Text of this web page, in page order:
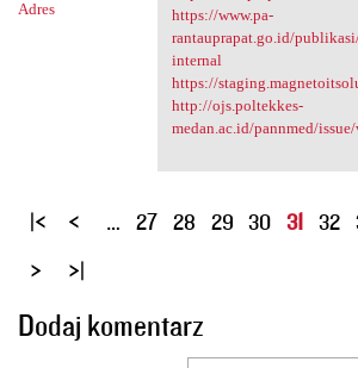
Adres
https://www.pa-
rantauprapat.go.id/
internal
https://
http://ojs.poltekkes-
medan.ac.id/pannmed/
S
o
n
… 27 28 29 30 31 32
Dodaj komentarz